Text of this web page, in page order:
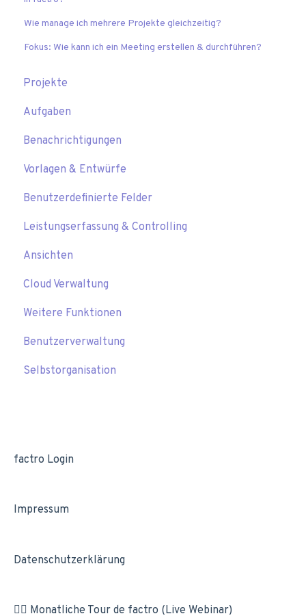
Wie manage ich mehrere Projekte gleichzeitig?
Fokus: Wie kann ich ein Meeting erstellen & durchführen?
Projekte
Aufgaben
Benachrichtigungen
Vorlagen & Entwürfe
Benutzerdefinierte Felder
Leistungserfassung & Controlling
Ansichten
Cloud Verwaltung
Weitere Funktionen
Benutzerverwaltung
Selbstorganisation
factro Login
Impressum
Datenschutzerklärung
🚴‍♂️ Monatliche Tour de factro (Live Webinar)